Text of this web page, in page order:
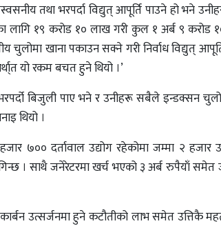
तथा भरपर्दा विद्युत् आपूर्ति पाउने हो भने
लागि १९ करोड १० लाख गरी कुल १ अर्ब ९ करोड
चुलोमा खाना पकाउन सक्ने गरी निर्वाध विद्युत्
यो रकम बचत हुने थियो ।’
बिजुली पाए भने र उनीहरू सबैले इन्डक्सन
थियो ।
७०० दर्तावाल उद्योग रहेकोमा जम्मा २ हजार
। साथै जनेरेटरमा खर्च भएको ३ अर्ब रुपैयाँ
उत्सर्जनमा हुने कटौतीको लाभ समेत उत्तिकै